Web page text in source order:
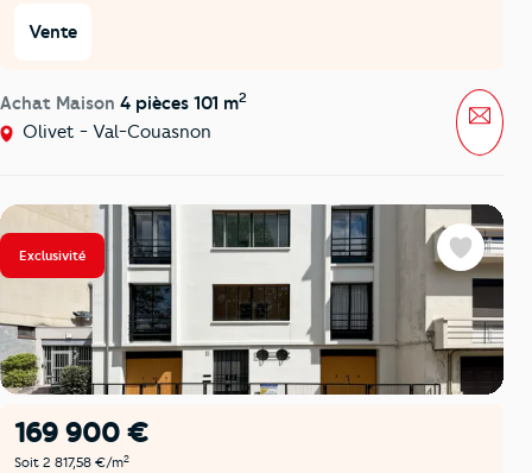
Vente
Achat Maison 4 pièces 101 m2
Olivet - Val-Couasnon
Exclusivité
169 900 €
Soit 2 817,58 €/m2
Favoris